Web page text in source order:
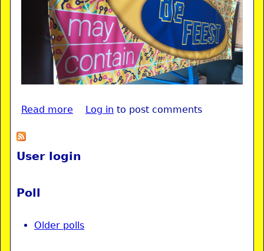
Read more about MCH2022
Log in to post comments
User login
Poll
Older polls